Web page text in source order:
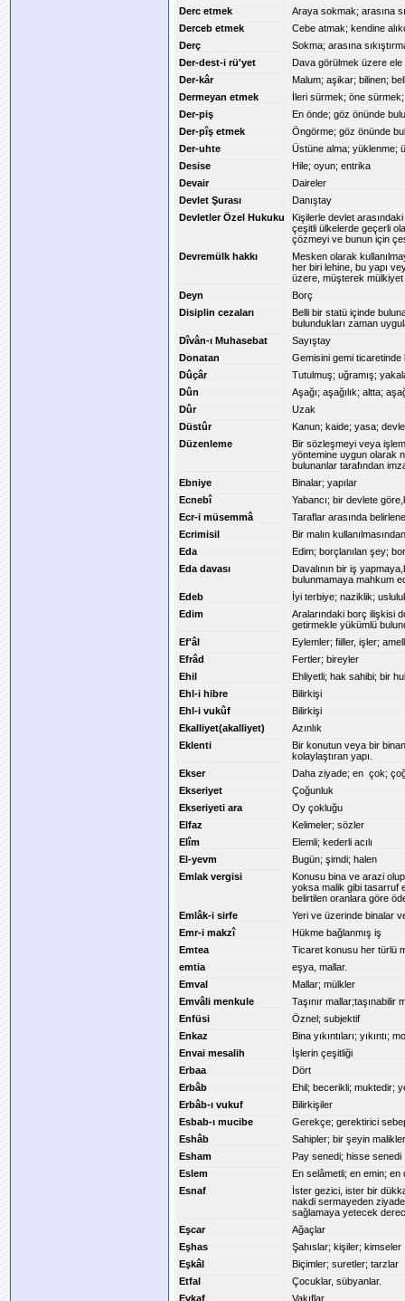
Derc etmek
Araya sokmak; arasına
Derceb etmek
Cebe atmak; kendine
Derç
Sokma; arasına
Der-dest-i rü'yet
Dava görülmek üzere ele
Der-kâr
Malum; aşikar; bilinen;
Dermeyan etmek
İleri sürmek; öne
Der-piş
En önde; göz önünde
Der-pîş etmek
Öngörme; göz önünde
Der-uhte
Üstüne alma; yüklenme;
Desise
Hile; oyun; entrika
Devair
Daireler
Devlet Şurası
Danıştay
Devletler Özel Hukuku
Kişilerle devlet
çeşitli ülkelerde geçerli
çözmeyi ve bunun için
Devremülk hakkı
Mesken olarak
her biri lehine, bu yapı
üzere, müşterek mülkiyet
Deyn
Borç
Disiplin cezaları
Belli bir statü içinde
bulundukları zaman
Dîvân-ı Muhasebat
Sayıştay
Donatan
Gemisini gemi ticaretinde
Dûçâr
Tutulmuş; uğramış;
Dûn
Aşağı; aşağılık; altta;
Dûr
Uzak
Düstûr
Kanun; kaide; yasa;
Düzenleme
Bir sözleşmeyi veya
yöntemine uygun olarak
bulunanlar tarafından
Ebniye
Binalar; yapılar
Ecnebî
Yabancı; bir devlete
Ecr-i müsemmâ
Taraflar arasında
Ecrimisil
Bir malın
Eda
Edim; borçlanılan şey;
Eda davası
Davalının bir iş
bulunmamaya mahkum
Edeb
İyi terbiye; naziklik;
Edim
Aralarındaki borç ilişkisi
getirmekle yükümlü
Ef'âl
Eylemler; fiiller, işler;
Efrâd
Fertler; bireyler
Ehil
Ehliyetli; hak sahibi; bir
Ehl-i hibre
Bilirkişi
Ehl-i vukûf
Bilirkişi
Ekalliyet(akalliyet)
Azınlık
Eklenti
Bir konutun veya bir
kolaylaştıran yapı.
Ekser
Daha ziyade; en çok;
Ekseriyet
Çoğunluk
Ekseriyeti ara
Oy çokluğu
Elfaz
Kelimeler; sözler
Elîm
Elemli; kederli acılı
El-yevm
Bugün; şimdi; halen
Emlak vergisi
Konusu bina ve arazi
yoksa malik gibi tasarruf
belirtilen oranlara göre
Emlâk-i sirfe
Yeri ve üzerinde binalar
Emr-i makzî
Hükme bağlanmış iş
Emtea
Ticaret konusu her türlü
emtia
eşya, mallar.
Emval
Mallar; mülkler
Emvâli menkule
Taşınır mallar;taşınabilir
Enfüsi
Öznel; subjektif
Enkaz
Bina yıkıntıları; yıkıntı;
Envai mesalih
İşlerin çeşitliği
Erbaa
Dört
Erbâb
Ehil; becerikli; muktedir;
Erbâb-ı vukuf
Bilirkişiler
Esbab-ı mucibe
Gerekçe; gerektirici
Eshâb
Sahipler; bir şeyin
Esham
Pay senedi; hisse senedi
Eslem
En selâmetli; en emin; en
Esnaf
İster gezici, ister bir
nakdi sermayeden
sağlamaya yetecek
Eşcar
Ağaçlar
Eşhas
Şahıslar; kişiler; kimseler
Eşkâl
Biçimler; suretler; tarzlar
Etfal
Çocuklar, sübyanlar.
Evkaf
Vakıflar